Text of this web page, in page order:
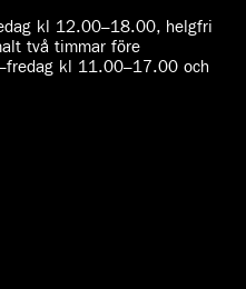
kl 12.00–18.00, helgfri
två timmar före
kl 11.00–17.00 och